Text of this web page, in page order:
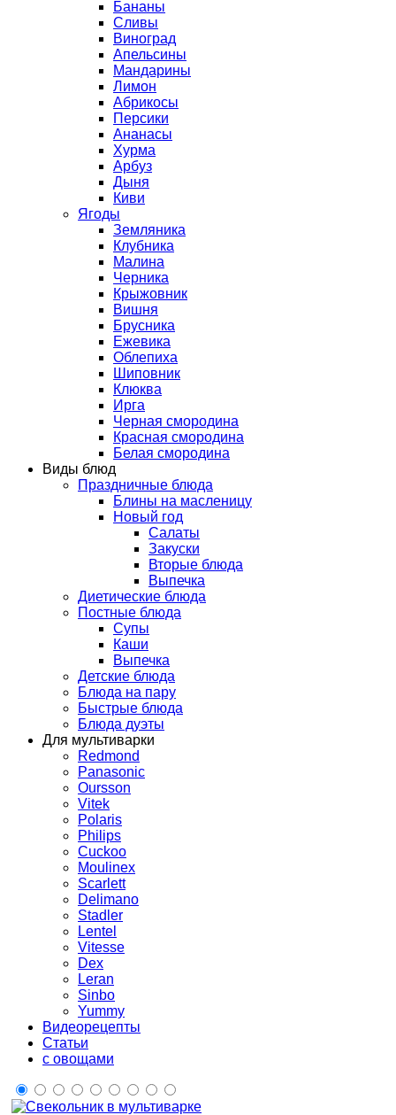
Бананы
Сливы
Виноград
Апельсины
Мандарины
Лимон
Абрикосы
Персики
Ананасы
Хурма
Арбуз
Дыня
Киви
Ягоды
Земляника
Клубника
Малина
Черника
Крыжовник
Вишня
Брусника
Ежевика
Облепиха
Шиповник
Клюква
Ирга
Черная смородина
Красная смородина
Белая смородина
Виды блюд
Праздничные блюда
Блины на масленицу
Новый год
Салаты
Закуски
Вторые блюда
Выпечка
Диетические блюда
Постные блюда
Супы
Каши
Выпечка
Детские блюда
Блюда на пару
Быстрые блюда
Блюда дуэты
Для мультиварки
Redmond
Panasonic
Oursson
Vitek
Polaris
Philips
Cuckoo
Moulinex
Scarlett
Delimano
Stadler
Lentel
Vitesse
Dex
Leran
Sinbo
Yummy
Видеорецепты
Статьи
с овощами